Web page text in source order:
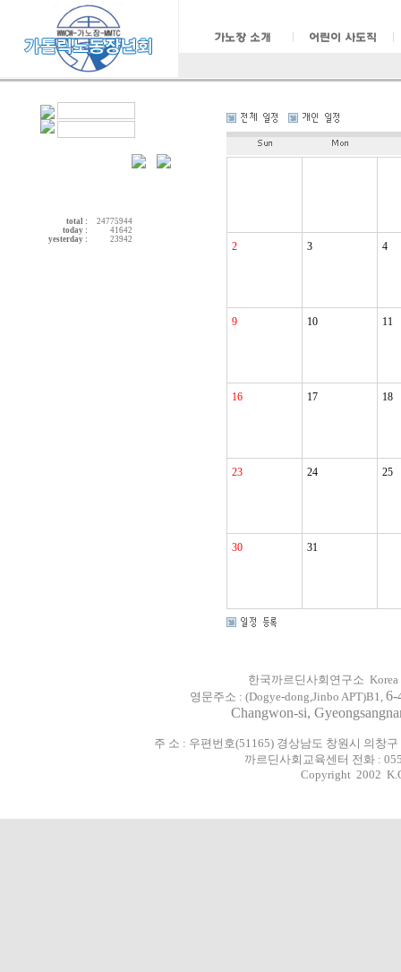
total :
24775944
today :
41642
yesterday :
23942
2 3 4
9 10 11
16 17 18
23 24 25
30 31
한국까르딘사회연구소
영문주소 : (Dogye-dong,Jinbo APT)B1, 6-
Changwon-si,
주 소 : 우편번호(51165) 경상남도 창원시 의창
까르딘사회교육센터 전화 :
Copyright 2002